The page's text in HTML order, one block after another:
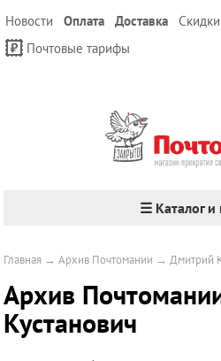
Новости Оплата Доставка Скидки
Почтовые тарифы
☰ Каталог и
Главная →Архив Почтомании →Дмитрий
Архив
Кустанович